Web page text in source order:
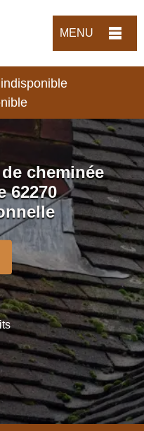
MENU
indisponible
cheminée
62270